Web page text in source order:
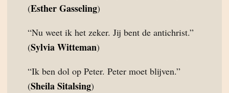
(Esther Gasseling)
“Nu weet ik het zeker. Jij bent de antichrist.”
(Sylvia Witteman)
“Ik ben dol op Peter. Peter moet blijven.”
(Sheila Sitalsing)